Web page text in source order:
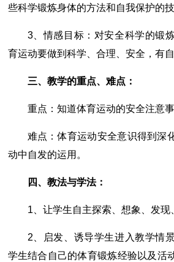
些科学锻炼身体的方法和自我保护的技
3、情感目标：对安全科学的锻
育运动要做到科学、合理、安全，有自
三、教学的重点、难点：
重点：知道体育运动的安全注意事
难点：体育运动安全意识得到深
动中自发的运用。
四、教法与学法：
1、让学生自主探索、想象、发现
2、启发、诱导学生进入教学情
学生结合自己的体育锻炼经验以及活